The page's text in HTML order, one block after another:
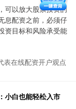
可以放大股票投资的
息配资之前，必须仔
资目标和风险承受能
表在线配资开户观点
小白也能轻松入市